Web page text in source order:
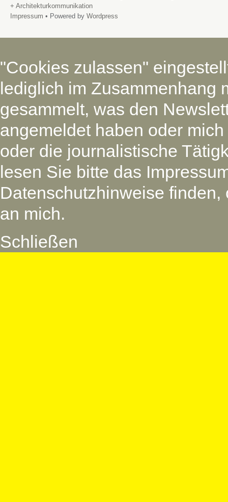
+ Architekturkommunikation
Impressum • Powered by Wordpress
"Cookies zulassen"
lediglich im Zusammenhang
gesammelt, was den
angemeldet haben oder
oder die journalistische
lesen Sie bitte das
Datenschutzhinweise
an mich.
Schließen